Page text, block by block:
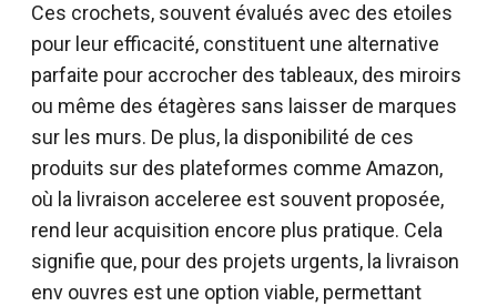
Ces crochets, souvent évalués avec des etoiles
pour leur efficacité, constituent une alternative
parfaite pour accrocher des tableaux, des miroirs
ou même des étagères sans laisser de marques
sur les murs. De plus, la disponibilité de ces
produits sur des plateformes comme Amazon,
où la livraison acceleree est souvent proposée,
rend leur acquisition encore plus pratique. Cela
signifie que, pour des projets urgents, la livraison
env ouvres est une option viable, permettant